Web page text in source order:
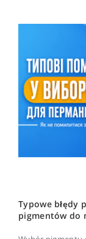
Typowe błędy
pigmentów do